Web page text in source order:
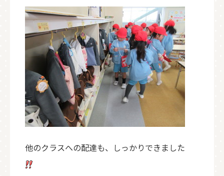
他のクラスへの配達も、しっかりできました